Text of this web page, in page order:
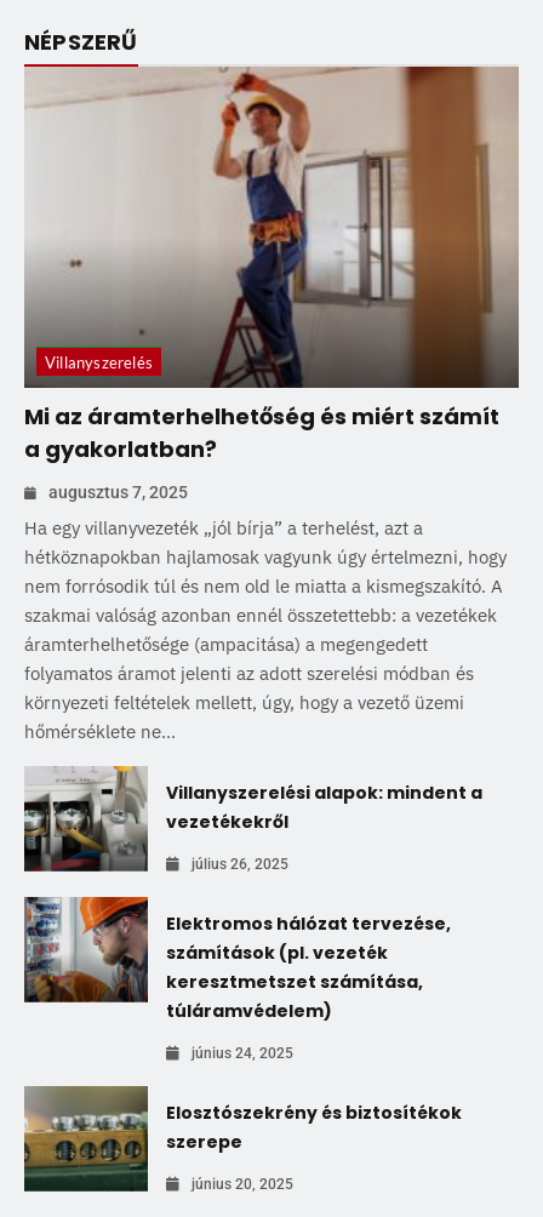
NÉPSZERŰ
Villanyszerelés
Mi az áramterhelhetőség és miért számít
a gyakorlatban?
augusztus 7, 2025
Ha egy villanyvezeték „jól bírja” a terhelést, azt a
hétköznapokban hajlamosak vagyunk úgy értelmezni, hogy
nem forrósodik túl és nem old le miatta a kismegszakító. A
szakmai valóság azonban ennél összetettebb: a vezetékek
áramterhelhetősége (ampacitása) a megengedett
folyamatos áramot jelenti az adott szerelési módban és
környezeti feltételek mellett, úgy, hogy a vezető üzemi
hőmérséklete ne...
Villanyszerelési alapok: mindent a
vezetékekről
július 26, 2025
Elektromos hálózat tervezése,
számítások (pl. vezeték
keresztmetszet számítása,
túláramvédelem)
június 24, 2025
Elosztószekrény és biztosítékok
szerepe
június 20, 2025